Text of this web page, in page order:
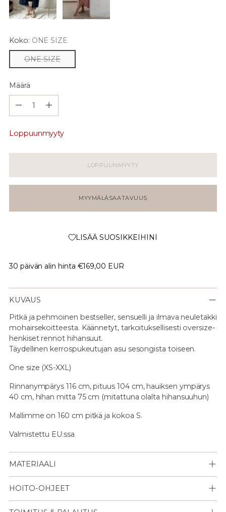
Koko: ONE SIZE
ONE SIZE
Määrä
Loppuunmyyty
LOPPUUNMYYTY
MYYMÄLÄSAATAVUUS
LISÄÄ SUOSIKKEIHINI
30 päivän alin hinta €169,00 EUR
KUVAUS
Pitkä ja pehmoinen bestseller, sensuelli ja ilmava neuletakki
mohairsekoitteesta. Käännetyt, tarkoituksellisesti oversize-
henkiset rennot hihansuut.
Täydellinen kerrospukeutujan asu sesongista toiseen.
One size (XS-XXL)
Rinnanympärys 116 cm, pituus 104 cm, hauiksen ympärys
40 cm, hihan mitta 75 cm (mitattuna olalta hihansuuhun)
Mallimme on 160 cm pitkä ja kokoa S.
Valmistettu EU:ssa
MATERIAALI
HOITO-OHJEET